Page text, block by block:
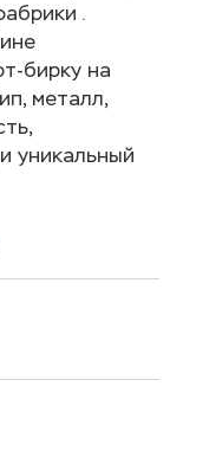
.
бирку на
металл,
уникальный